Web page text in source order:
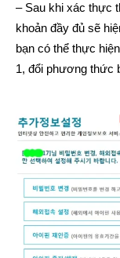
– Sau khi xác thực
khoản đầy đủ sẽ
bạn có thể thực
1, đổi phương thức